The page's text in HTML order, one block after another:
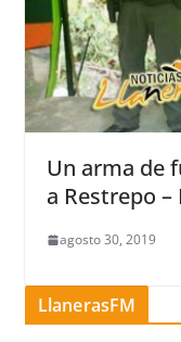
Un arma de
a Restrepo –
agosto 30, 2019
LlanerasFM